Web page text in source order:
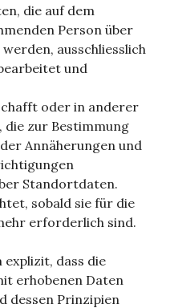
die auf dem
Person über
ausschliesslich
und
oder in anderer
die zur Bestimmung
Annäherungen und
Standortdaten.
sobald sie für die
erforderlich sind.
dass die
erhobenen Daten
dessen Prinzipien